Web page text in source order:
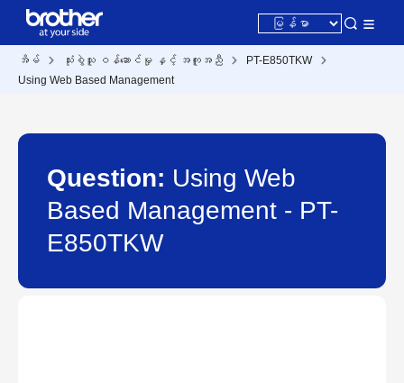
အိမ် သုံးစွဲသူ ဝန်ဆောင်မှု နှင့် အကူအညီ
PT-E850TKW
Using Web Based Management
Question: Using Web
Based Management - PT-
E850TKW